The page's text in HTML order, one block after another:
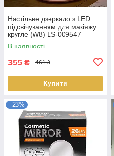
Настільне дзеркало з LED
підсвічуванням для макіяжу
кругле (W8) LS-009547
В наявності
355 ₴ 461 ₴
Купити
–23%